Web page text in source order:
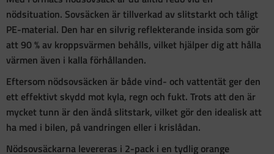
nödsituation. Sovsäcken är tillverkad av slitstarkt och tåligt
PE-material. Den har en silvrig reflekterande insida som gör
att 90 % av kroppsvärmen behålls, vilket hjälper dig att hålla
värmen även i kalla förhållanden.
Eftersom nödsovsäcken är både vind- och vattentät ger den
ett effektivt skydd mot kyla, regn och fukt. Trots att den är
mycket tunn är den ändå slitstark, vilket gör den idealisk att
ha med i bilen, på vandringen eller i krislådan.
Nödsovsäckarna levereras i 2-pack i en tydlig orange